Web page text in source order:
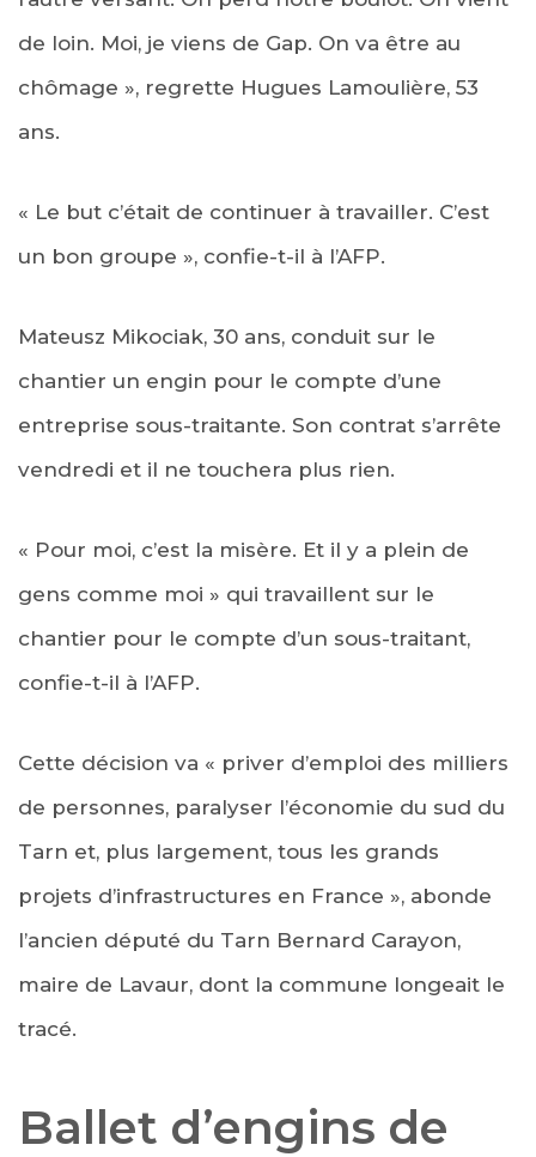
de loin. Moi, je viens de Gap. On va être au
chômage », regrette Hugues Lamoulière, 53
ans.
« Le but c’était de continuer à travailler. C’est
un bon groupe », confie-t-il à l’AFP.
Mateusz Mikociak, 30 ans, conduit sur le
chantier un engin pour le compte d’une
entreprise sous-traitante. Son contrat s’arrête
vendredi et il ne touchera plus rien.
« Pour moi, c’est la misère. Et il y a plein de
gens comme moi » qui travaillent sur le
chantier pour le compte d’un sous-traitant,
confie-t-il à l’AFP.
Cette décision va « priver d’emploi des milliers
de personnes, paralyser l’économie du sud du
Tarn et, plus largement, tous les grands
projets d’infrastructures en France », abonde
l’ancien député du Tarn Bernard Carayon,
maire de Lavaur, dont la commune longeait le
tracé.
Ballet d’engins de